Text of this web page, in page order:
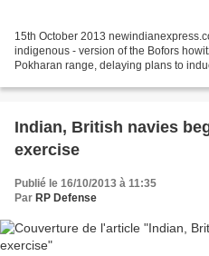
15th October 2013
indigenous - version of the Bofors
Pokharan range, delaying plans to
Indian, British navies
exercise
Publié le 16/10/2013 à 11:35
Par RP Defense